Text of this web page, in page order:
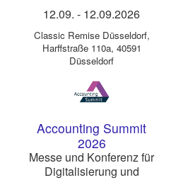
12.09. - 12.09.2026
Classic Remise Düsseldorf,
Harffstraße 110a, 40591
Düsseldorf
Accounting Summit
2026
Messe und Konferenz für
Digitalisierung und